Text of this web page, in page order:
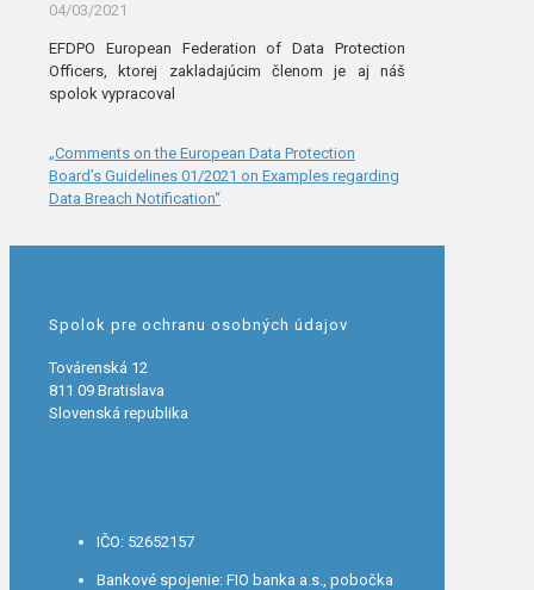
04/03/2021
EFDPO European Federation of Data Protection
Officers, ktorej zakladajúcim členom je aj náš
spolok vypracoval
„Comments on the European Data Protection
Board’s Guidelines 01/2021 on Examples regarding
Data Breach Notification“
Spolok pre ochranu osobných údajov
Továrenská 12
811 09 Bratislava
Slovenská republika
IČO: 52652157
Bankové spojenie: FIO banka a.s., pobočka